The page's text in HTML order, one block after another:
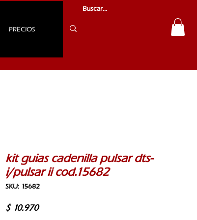
PRECIOS
kit guias cadenilla pulsar dts-
i/pulsar ii cod.15682
SKU: 15682
$ 10.970Precio